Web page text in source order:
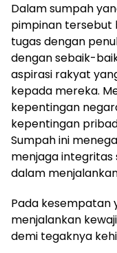
Dalam sumpah
pimpinan tersebut
tugas dengan
dengan sebaik-
aspirasi rakyat
kepada mereka.
kepentingan
kepentingan
Sumpah ini
menjaga integritas
dalam
Pada kesempatan
menjalankan
demi tegaknya